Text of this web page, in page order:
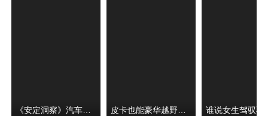
《安定洞察》汽车烧不烧油，和石油安全无关！ 皮卡也能豪华越野！纵横F700上市，限时卖29.99万起